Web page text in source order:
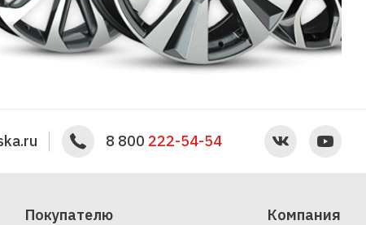
8 800 222-54-54
Покупателю Компания